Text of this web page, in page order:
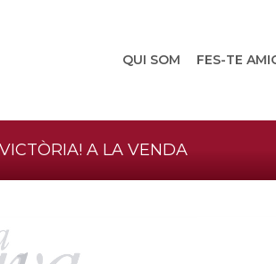
QUI SOM FES-TE
A LA VENDA